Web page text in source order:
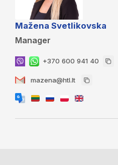
Mažena Svetlikovska
Manager
+370 600 941 40
mazena@htl.lt